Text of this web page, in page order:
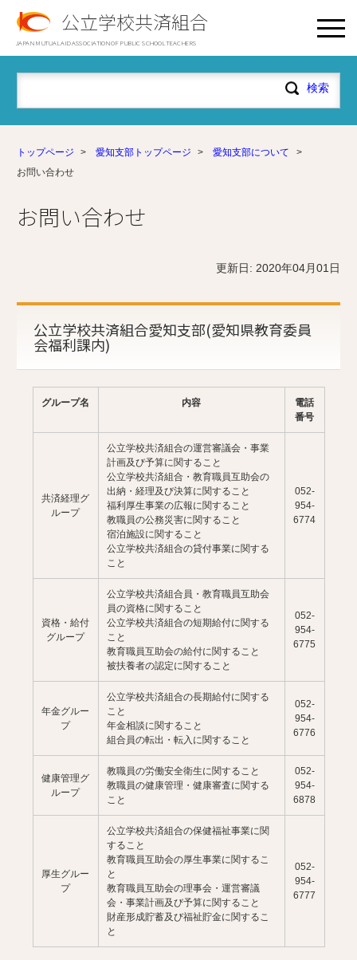
公立学校共済組合
JAPAN MUTUAL AID ASSOCIATION OF PUBLIC SCHOOL TEACHERS
トップページ > 愛知支部トップページ > 愛知支部について
>
お問い合わせ
お問い合わせ
更新日: 2020年04月01日
公立学校共済組合愛知支部(愛知県教育委員
会福利課内)
グループ名 内容
電話
番号
共済経理グ
ループ
公立学校共済組合の運営審議会・事業
計画及び予算に関すること
公立学校共済組合・教育職員互助会の
出納・経理及び決算に関すること
福利厚生事業の広報に関すること
教職員の公務災害に関すること
宿泊施設に関すること
公立学校共済組合の貸付事業に関する
こと
052-
954-
6774
資格・給付
グループ
公立学校共済組合員・教育職員互助会
員の資格に関すること
公立学校共済組合の短期給付に関する
こと
教育職員互助会の給付に関すること
被扶養者の認定に関すること
052-
954-
6775
年金グルー
プ
公立学校共済組合の長期給付に関する
こと
年金相談に関すること
組合員の転出・転入に関すること
052-
954-
6776
健康管理グ
ループ
教職員の労働安全衛生に関すること
教職員の健康管理・健康審査に関する
こと
052-
954-
6878
厚生グルー
プ
公立学校共済組合の保健福祉事業に関
すること
教育職員互助会の厚生事業に関するこ
と
教育職員互助会の理事会・運営審議
会・事業計画及び予算に関すること
財産形成貯蓄及び福祉貯金に関するこ
と
052-
954-
6777